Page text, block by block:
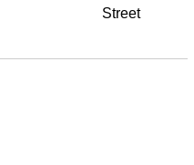
Street